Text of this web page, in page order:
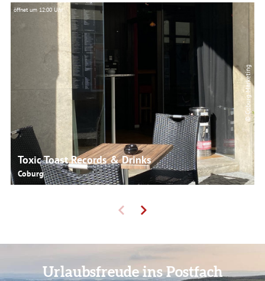
öffnet um 12:00 Uhr
Toxic Toast Records & Drinks
Coburg
© Coburg Marketing
Urlaubsfreude ins Postfach